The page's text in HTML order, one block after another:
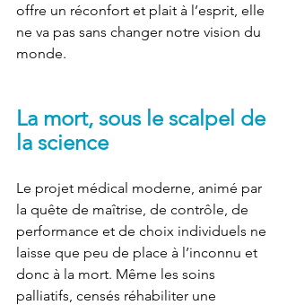
offre un réconfort et plait à l’esprit, elle
ne va pas sans changer notre vision du
monde.
La mort, sous le scalpel de
la science
Le projet médical moderne, animé par
la quête de maîtrise, de contrôle, de
performance et de choix individuels ne
laisse que peu de place à l’inconnu et
donc à la mort. Même les soins
palliatifs, censés réhabiliter une